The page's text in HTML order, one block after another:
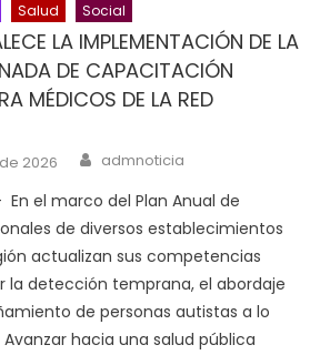
Salud Social
LA IMPLEMENTACIÓN DE LA
DE CAPACITACIÓN
MÉDICOS DE LA RED
2026 Author
admnoticia
En el marco del Plan Anual de
de diversos establecimientos
actualizan sus competencias
la detección temprana, el abordaje
de personas autistas a lo
hacia una salud pública